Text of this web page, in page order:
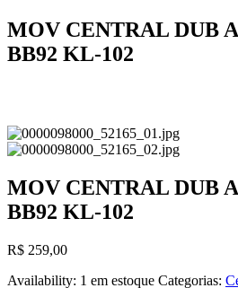
MOV CENTRAL DUB
BB92 KL-102
MOV CENTRAL DUB
BB92 KL-102
R$ 259,00
Availability: 1 em estoque Categorias: